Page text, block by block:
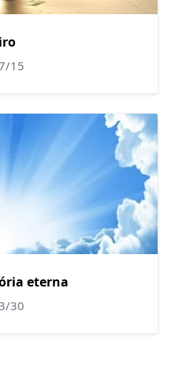
15
eterna
30